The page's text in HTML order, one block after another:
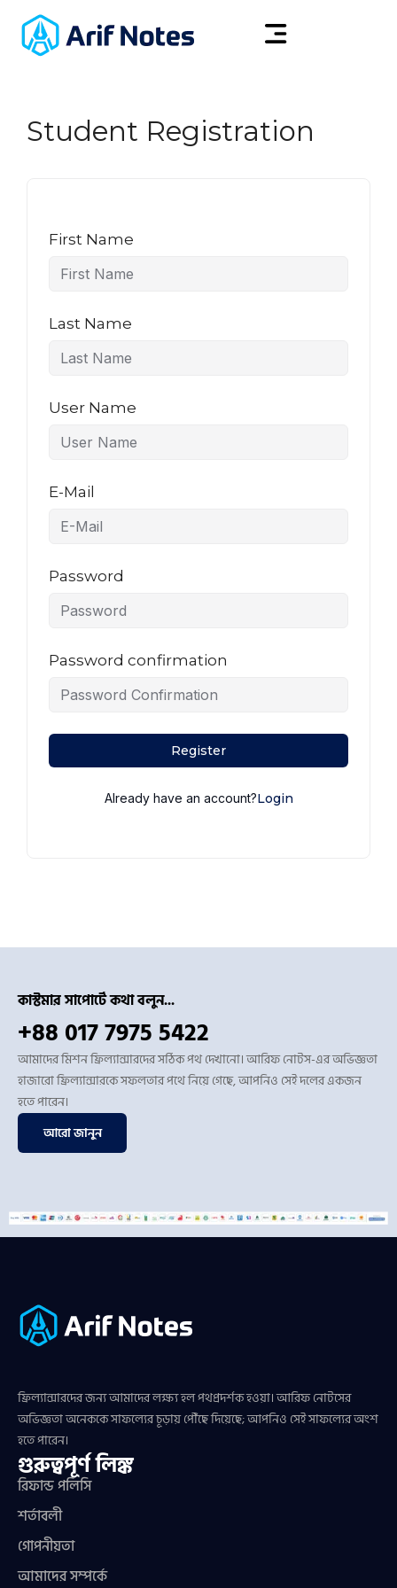
Student Registration
First Name
Last Name
User Name
E-Mail
Password
Password confirmation
Register
Already have an account?Login
কাস্টমার সাপোর্টে কথা বলুন...
+88 017 7975 5422
আমাদের মিশন ফ্রিল্যান্সারদের সঠিক পথ দেখানো। আরিফ নোটস-এর অভিজ্ঞতা
হাজারো ফ্রিল্যান্সারকে সফলতার পথে নিয়ে গেছে, আপনিও সেই দলের একজন
হতে পারেন।
আরো জানুন
ফ্রিল্যান্সারদের জন্য আমাদের লক্ষ্য হল পথপ্রদর্শক হওয়া। আরিফ নোটসের
অভিজ্ঞতা অনেককে সাফল্যের চূড়ায় পৌঁছে দিয়েছে; আপনিও সেই সাফল্যের অংশ
হতে পারেন।
গুরুত্বপূর্ণ লিঙ্ক
রিফান্ড পলিসি
শর্তাবলী
গোপনীয়তা
আমাদের সম্পর্কে